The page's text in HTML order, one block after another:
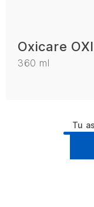
Oxicare
360 ml
Tu